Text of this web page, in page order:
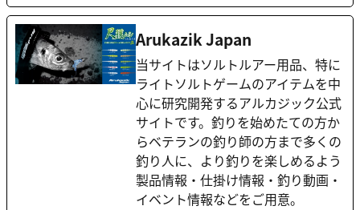
Arukazik Japan
当サイトはソルトルアー用品、特に
ライトソルトゲームのアイテムを中
心に研究開発するアルカジック公式
サイトです。釣りを始めたての方か
らベテランの釣り師の方まで多くの
釣り人に、より釣りを楽しめるよう
製品情報・仕掛け情報・釣り動画・
イベント情報などをご用意。